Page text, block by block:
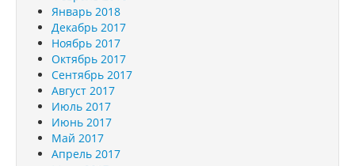
Январь 2018
Декабрь 2017
Ноябрь 2017
Октябрь 2017
Сентябрь 2017
Август 2017
Июль 2017
Июнь 2017
Май 2017
Апрель 2017